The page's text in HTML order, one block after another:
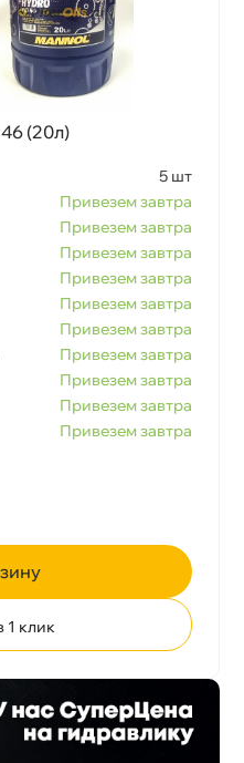
(20л)
5 шт
Привезем завтра
Привезем завтра
Привезем завтра
Привезем завтра
Привезем завтра
Привезем завтра
Привезем завтра
Привезем завтра
Привезем завтра
Привезем завтра
1 клик